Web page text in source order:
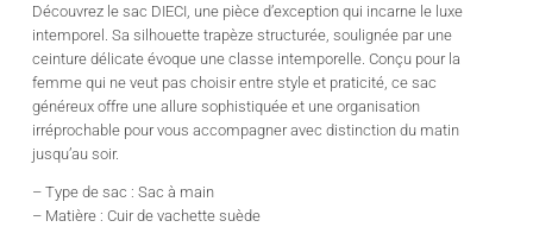
Découvrez le sac DIECI, une pièce d’exception qui incarne le luxe
intemporel. Sa silhouette trapèze structurée, soulignée par une
ceinture délicate évoque une classe intemporelle. Conçu pour la
femme qui ne veut pas choisir entre style et praticité, ce sac
généreux offre une allure sophistiquée et une organisation
irréprochable pour vous accompagner avec distinction du matin
jusqu’au soir.
– Type de sac : Sac à main
– Matière : Cuir de vachette suède